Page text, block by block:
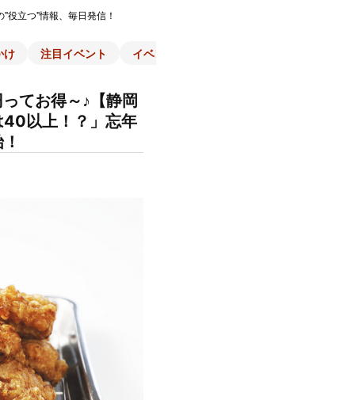
"役立つ"情報、毎日発信！
け 注目イベント イベント一覧
てお得～♪【静岡
40以上！？」忘年